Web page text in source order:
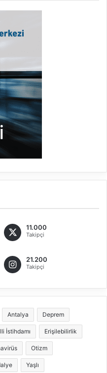
11.000
Takipçi
21.200
Takipçi
Antalya Deprem
İstihdamı Erişilebilirlik
Otizm
Yaşlı